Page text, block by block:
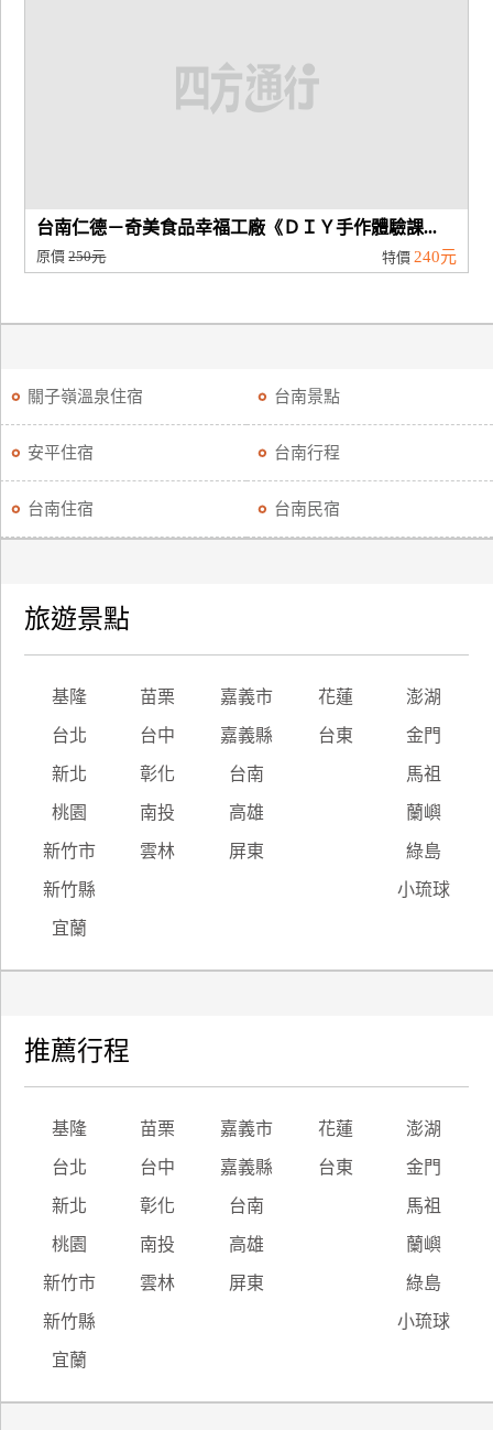
台南仁德－奇美食品幸福工廠《ＤＩＹ手作體驗課...
原價250元 特價 240元
關子嶺溫泉住宿 台南景點
安平住宿 台南行程
台南住宿 台南民宿
旅遊景點
基隆 苗栗 嘉義市 花蓮 澎湖
台北 台中 嘉義縣 台東 金門
新北 彰化 台南 馬祖
桃園 南投 高雄 蘭嶼
新竹市 雲林 屏東 綠島
新竹縣 小琉球
宜蘭
推薦行程
基隆 苗栗 嘉義市 花蓮 澎湖
台北 台中 嘉義縣 台東 金門
新北 彰化 台南 馬祖
桃園 南投 高雄 蘭嶼
新竹市 雲林 屏東 綠島
新竹縣 小琉球
宜蘭